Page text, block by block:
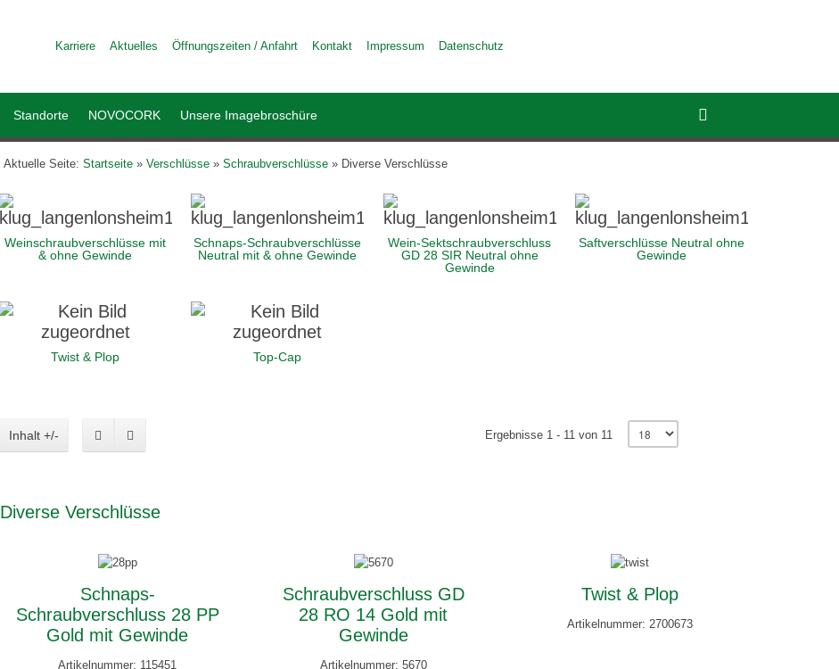
Karriere Aktuelles Öffnungszeiten / Anfahrt Kontakt Impressum Datenschutz
Standorte NOVOCORK Unsere Imagebroschüre
Aktuelle Seite: Startseite » Verschlüsse » Schraubverschlüsse » Diverse Verschlüsse
Weinschraubverschlüsse mit
& ohne Gewinde
Schnaps-Schraubverschlüsse
Neutral mit & ohne Gewinde
Wein-Sektschraubverschluss
GD 28 SIR Neutral ohne
Gewinde
Saftverschlüsse Neutral ohne
Gewinde
Twist & Plop Top-Cap
Inhalt +/- Ergebnisse 1 - 11 von 11
Diverse Verschlüsse
Schnaps-
Schraubverschluss 28 PP
Gold mit Gewinde
Artikelnummer: 115451
Schraubverschluss GD
28 RO 14 Gold mit
Gewinde
Artikelnummer: 5670
Twist & Plop
Artikelnummer: 2700673